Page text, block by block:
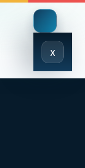
x
Close
Menu